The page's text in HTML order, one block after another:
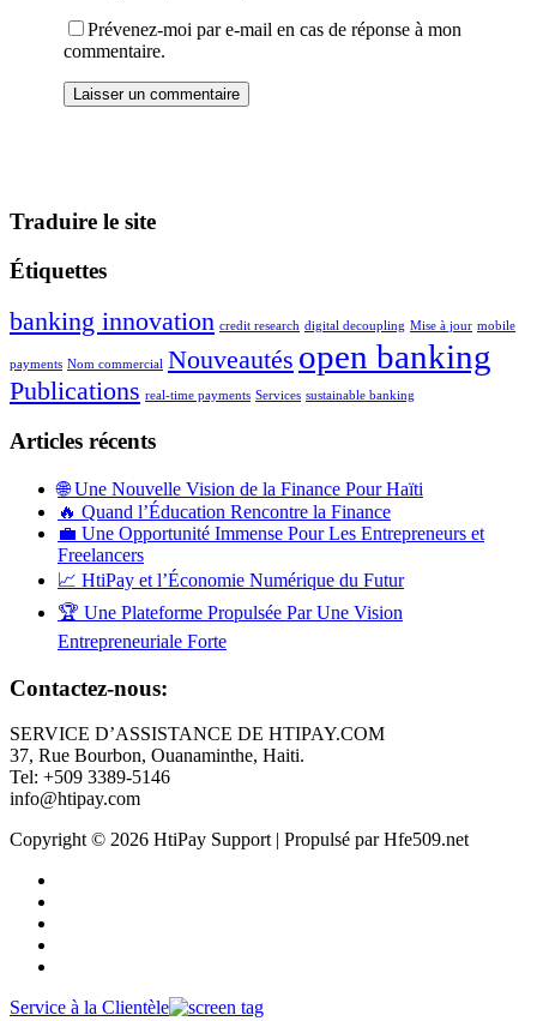
Prévenez-moi par e-mail en cas de réponse à mon
commentaire.
Traduire le site
Étiquettes
banking innovation credit research digital decoupling Mise à jour mobile
payments Nom commercial Nouveautés open banking
Publications real-time payments Services sustainable banking
Articles récents
🌐 Une Nouvelle Vision de la Finance Pour Haïti
🔥 Quand l’Éducation Rencontre la Finance
💼 Une Opportunité Immense Pour Les Entrepreneurs et
Freelancers
📈 HtiPay et l’Économie Numérique du Futur
🏆 Une Plateforme Propulsée Par Une Vision
Entrepreneuriale Forte
Contactez-nous:
SERVICE D’ASSISTANCE DE HTIPAY.COM
37, Rue Bourbon, Ouanaminthe, Haiti.
Tel: +509 3389-5146
info@htipay.com
Copyright © 2026 HtiPay Support | Propulsé par Hfe509.net
Service à la Clientèle